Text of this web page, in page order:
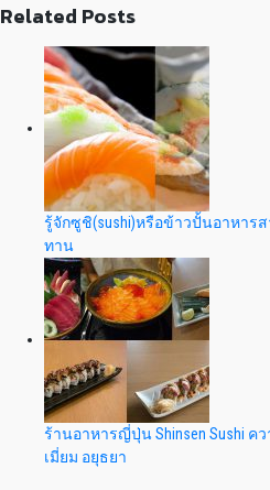
Related Posts
รู้จักซูชิ(sushi)หรือข้าวปั้นอาหาร
ทาน
ร้านอาหารญี่ปุ่น Shinsen Sushi ค
เมี่ยม อยุธยา